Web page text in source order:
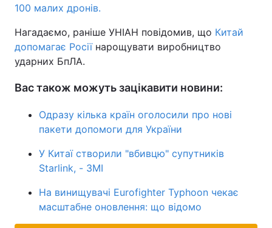
100 малих дронів.
Нагадаємо, раніше УНІАН повідомив, що Китай
допомагає Росіїнарощувати виробництво
ударних БпЛА.
Вас також можуть зацікавити новини:
Одразу кілька країн оголосили про нові
пакети допомоги для України
У Китаї створили "вбивцю" супутників
Starlink, - ЗМІ
На винищувачі Eurofighter Typhoon чекає
масштабне оновлення: що відомо